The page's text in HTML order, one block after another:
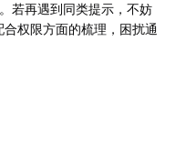
若再遇到同类提示，不妨
权限方面的梳理，困扰通